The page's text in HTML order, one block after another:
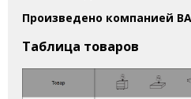
Произведено компанией
Таблица товаров